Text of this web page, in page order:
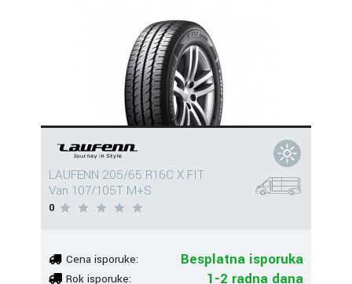
LAUFENN 205/65 R16C X FIT
Van 107/105T M+S
0
Cena isporuke: Besplatna isporuka
Rok isporuke: 1-2 radna dana